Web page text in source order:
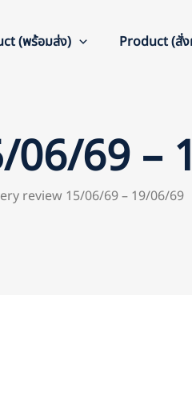
(พร้อมส่ง) Product (สั่
06/69 –
review 15/06/69 – 19/06/69